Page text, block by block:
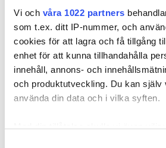
Vi och våra 1022 partners
som t.ex. ditt IP-nummer, och
cookies för att lagra och få tillgång
enhet för att kunna tillhandahålla
innehåll, annons- och
och produktutveckling. Du kan själv
använda din data och i vilka syften.
Med din tillåtelse skulle vi även vilja:
elektriker med firman Jusseryd
LÄS OCKSÅ:
SPARK MANS TRICK MOT
ANVÄNDA DEN ÖVERALLT”
LÄS OCKSÅ:
FASSKENA ELLER RQ I CENTRALER